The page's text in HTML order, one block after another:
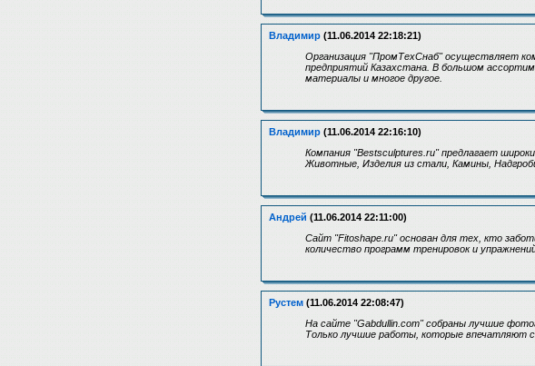
Владимир (11.06.2014 22:18:21)
Организация "ПромТехСнаб" осуществляет
предприятий Казахстана. В большом
материалы и многое другое.
Владимир (11.06.2014 22:16:10)
Компания "Bestsculptures.ru" предлагает
Животные, Изделия из стали, Камины,
Андрей (11.06.2014 22:11:00)
Сайт "Fitoshape.ru" основан для тех, кто
количество программ тренировок и
Рустем (11.06.2014 22:08:47)
На сайте "Gabdullin.com" собраны лучшие
Только лучшие работы, которые впечатляют